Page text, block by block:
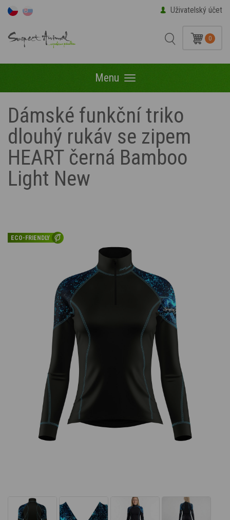
Uživatelský účet
0
Menu Menu
Dámské funkční triko
dlouhý rukáv se zipem
HEART černá Bamboo
Light New
ECO-FRIENDLY